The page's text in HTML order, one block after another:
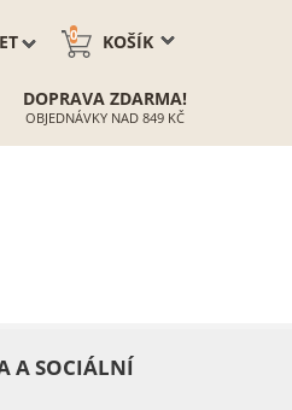
KOŠÍK
0
DOPRAVA ZDARMA!
OBJEDNÁVKY NAD 849 KČ
A SOCIÁLNÍ